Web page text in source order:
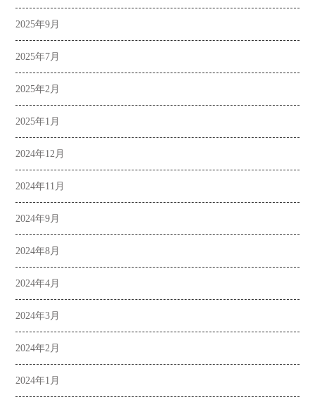
2025年9月
2025年7月
2025年2月
2025年1月
2024年12月
2024年11月
2024年9月
2024年8月
2024年4月
2024年3月
2024年2月
2024年1月